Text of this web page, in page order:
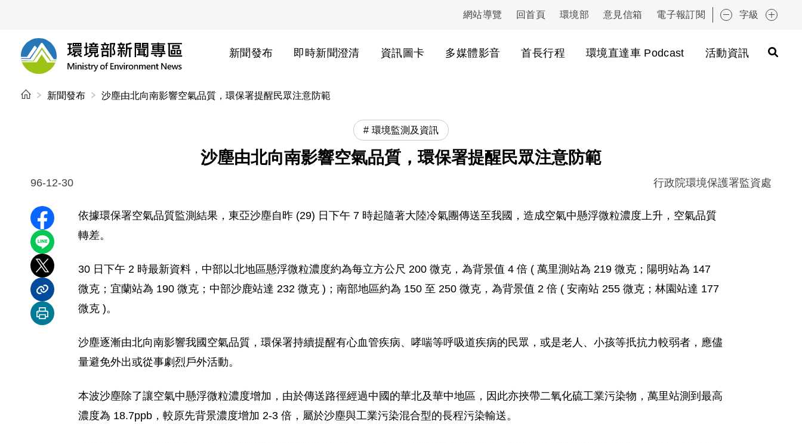
:::
網站導覽 回首頁 環境部 意見信箱 電子報訂閱 字級
環境部新聞專區
新聞發布 即時新聞澄清 資訊圖卡 多媒體影音 首長行程 環境直達車 Podcast 活動資訊
:::
新聞發布 沙塵由北向南影響空氣品質，環保署提醒民眾注意防範
環境監測及資訊
沙塵由北向南影響空氣品質，環保署提醒民眾注意防範
96-12-30 行政院環境保護署監資處
分享至 Facebook
分享到 LINE
分享到 X
分享內容連結
列印本頁
依據環保署空氣品質監測結果，東亞沙塵自昨 (29) 日下午 7 時起隨著大陸冷氣團傳送至我國，造成空氣中懸浮微粒濃度上升，空氣品質
轉差。
30 日下午 2 時最新資料，中部以北地區懸浮微粒濃度約為每立方公尺 200 微克，為背景值 4 倍 ( 萬里測站為 219 微克；陽明站為 147
微克；宜蘭站為 190 微克；中部沙鹿站達 232 微克 )；南部地區約為 150 至 250 微克，為背景值 2 倍 ( 安南站 255 微克；林園站達 177
微克 )。
沙塵逐漸由北向南影響我國空氣品質，環保署持續提醒有心血管疾病、哮喘等呼吸道疾病的民眾，或是老人、小孩等扺抗力較弱者，應儘
量避免外出或從事劇烈戶外活動。
本波沙塵除了讓空氣中懸浮微粒濃度增加，由於傳送路徑經過中國的華北及華中地區，因此亦挾帶二氧化硫工業污染物，萬里站測到最高
濃度為 18.7ppb，較原先背景濃度增加 2-3 倍，屬於沙塵與工業污染混合型的長程污染輸送。